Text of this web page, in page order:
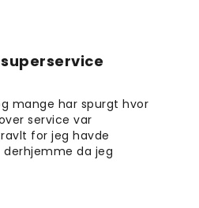
mange har spurgt hvor
service var
for jeg havde
da jeg